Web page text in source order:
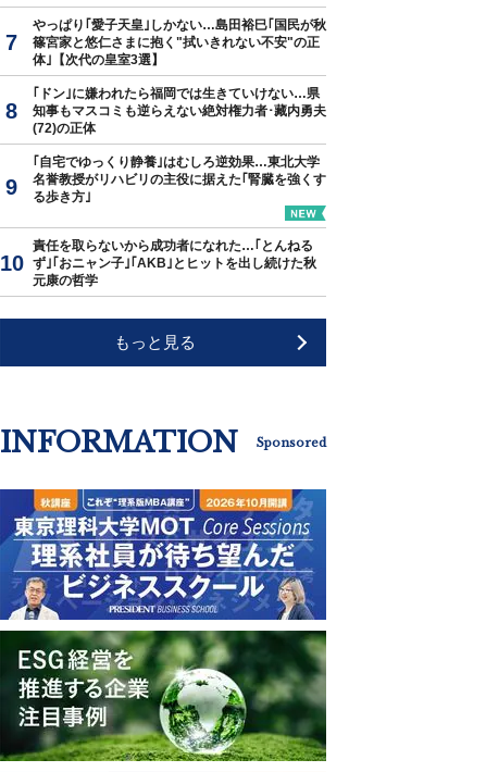
やっぱり｢愛子天皇｣しかない…島田裕巳｢国民が秋
篠宮家と悠仁さまに抱く"拭いきれない不安"の正
体｣【次代の皇室3選】
｢ドン｣に嫌われたら福岡では生きていけない…県
知事もマスコミも逆らえない絶対権力者･藏内勇夫
(72)の正体
｢自宅でゆっくり静養｣はむしろ逆効果…東北大学
名誉教授がリハビリの主役に据えた｢腎臓を強くす
る歩き方｣
責任を取らないから成功者になれた…｢とんねる
ず｣｢おニャン子｣｢AKB｣とヒットを出し続けた秋
元康の哲学
もっと見る
INFORMATION Sponsored